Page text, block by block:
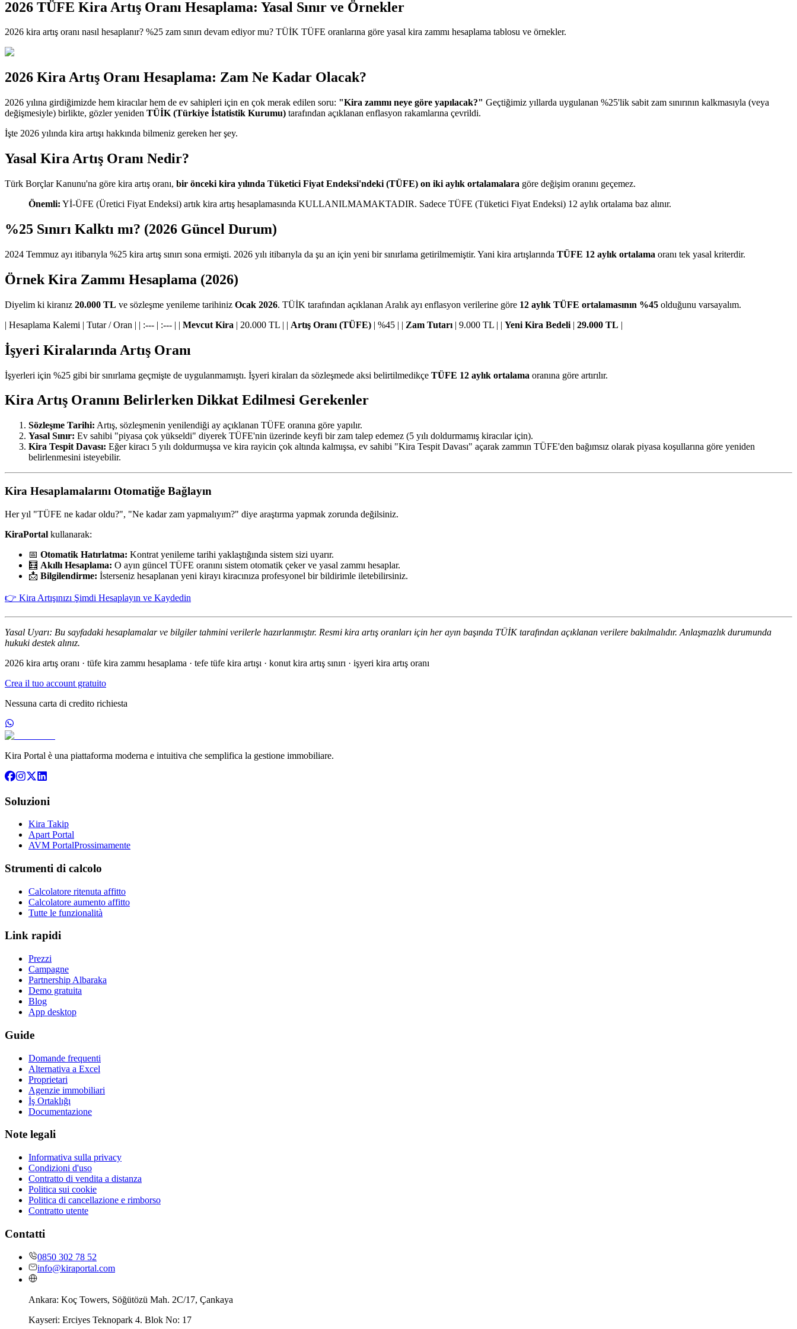
2026 TÜFE Kira Artış Oranı Hesaplama: Yasal Sınır ve Örnekler
2026 kira artış oranı nasıl hesaplanır? %25 zam sınırı devam ediyor mu? TÜİK TÜFE oranlarına göre yasal kira zammı hesaplama tablosu ve örnekler.
2026 Kira Artış Oranı Hesaplama: Zam Ne Kadar Olacak?
2026 yılına girdiğimizde hem kiracılar hem de ev sahipleri için en çok merak edilen soru: "Kira zammı neye göre yapılacak?" Geçtiğimiz yıllarda uygulanan %25'lik sabit zam sınırının kalkmasıyla (veya
değişmesiyle) birlikte, gözler yeniden TÜİK (Türkiye İstatistik Kurumu) tarafından açıklanan enflasyon rakamlarına çevrildi.
İşte 2026 yılında kira artışı hakkında bilmeniz gereken her şey.
Yasal Kira Artış Oranı Nedir?
Türk Borçlar Kanunu'na göre kira artış oranı, bir önceki kira yılında Tüketici Fiyat Endeksi'ndeki (TÜFE) on iki aylık ortalamalara göre değişim oranını geçemez.
Önemli: Yİ-ÜFE (Üretici Fiyat Endeksi) artık kira artış hesaplamasında KULLANILMAMAKTADIR. Sadece TÜFE (Tüketici Fiyat Endeksi) 12 aylık ortalama baz alınır.
%25 Sınırı Kalktı mı? (2026 Güncel Durum)
2024 Temmuz ayı itibarıyla %25 kira artış sınırı sona ermişti. 2026 yılı itibarıyla da şu an için yeni bir sınırlama getirilmemiştir. Yani kira artışlarında TÜFE 12 aylık ortalama oranı tek yasal kriterdir.
Örnek Kira Zammı Hesaplama (2026)
Diyelim ki kiranız 20.000 TL ve sözleşme yenileme tarihiniz Ocak 2026. TÜİK tarafından açıklanan Aralık ayı enflasyon verilerine göre 12 aylık TÜFE ortalamasının %45 olduğunu varsayalım.
| Hesaplama Kalemi | Tutar / Oran | | :--- | :--- | | Mevcut Kira | 20.000 TL | | Artış Oranı (TÜFE) | %45 | | Zam Tutarı | 9.000 TL | | Yeni Kira Bedeli | 29.000 TL |
İşyeri Kiralarında Artış Oranı
İşyerleri için %25 gibi bir sınırlama geçmişte de uygulanmamıştı. İşyeri kiraları da sözleşmede aksi belirtilmedikçe TÜFE 12 aylık ortalama oranına göre artırılır.
Kira Artış Oranını Belirlerken Dikkat Edilmesi Gerekenler
Sözleşme Tarihi: Artış, sözleşmenin yenilendiği ay açıklanan TÜFE oranına göre yapılır.
Yasal Sınır: Ev sahibi "piyasa çok yükseldi" diyerek TÜFE'nin üzerinde keyfi bir zam talep edemez (5 yılı doldurmamış kiracılar için).
Kira Tespit Davası: Eğer kiracı 5 yılı doldurmuşsa ve kira rayicin çok altında kalmışsa, ev sahibi "Kira Tespit Davası" açarak zammın TÜFE'den bağımsız olarak piyasa koşullarına göre yeniden
belirlenmesini isteyebilir.
Kira Hesaplamalarını Otomatiğe Bağlayın
Her yıl "TÜFE ne kadar oldu?", "Ne kadar zam yapmalıyım?" diye araştırma yapmak zorunda değilsiniz.
KiraPortal kullanarak:
📅 Otomatik Hatırlatma: Kontrat yenileme tarihi yaklaştığında sistem sizi uyarır.
🧮 Akıllı Hesaplama: O ayın güncel TÜFE oranını sistem otomatik çeker ve yasal zammı hesaplar.
📩 Bilgilendirme: İsterseniz hesaplanan yeni kirayı kiracınıza profesyonel bir bildirimle iletebilirsiniz.
👉 Kira Artışınızı Şimdi Hesaplayın ve Kaydedin
Yasal Uyarı: Bu sayfadaki hesaplamalar ve bilgiler tahmini verilerle hazırlanmıştır. Resmi kira artış oranları için her ayın başında TÜİK tarafından açıklanan verilere bakılmalıdır. Anlaşmazlık durumunda
hukuki destek alınız.
2026 kira artış oranı · tüfe kira zammı hesaplama · tefe tüfe kira artışı · konut kira artış sınırı · işyeri kira artış oranı
Crea il tuo account gratuito
Nessuna carta di credito richiesta
Kira Portal è una piattaforma moderna e intuitiva che semplifica la gestione immobiliare.
Soluzioni
Kira Takip
Apart Portal
AVM PortalProssimamente
Strumenti di calcolo
Calcolatore ritenuta affitto
Calcolatore aumento affitto
Tutte le funzionalità
Link rapidi
Prezzi
Campagne
Partnership Albaraka
Demo gratuita
Blog
App desktop
Guide
Domande frequenti
Alternativa a Excel
Proprietari
Agenzie immobiliari
İş Ortaklığı
Documentazione
Note legali
Informativa sulla privacy
Condizioni d'uso
Contratto di vendita a distanza
Politica sui cookie
Politica di cancellazione e rimborso
Contratto utente
Contatti
0850 302 78 52
info@kiraportal.com
Ankara: Koç Towers, Söğütözü Mah. 2C/17, Çankaya
Kayseri: Erciyes Teknopark 4. Blok No: 17